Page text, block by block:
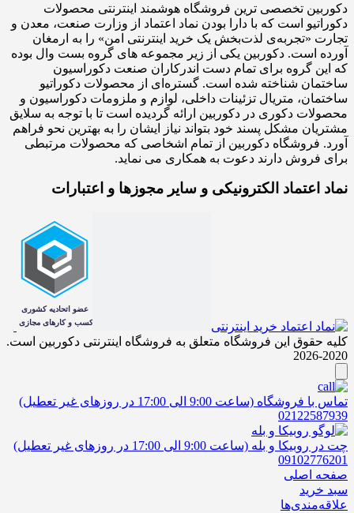
دکوربین تخصصی ترین فروشگاه هوشمند اینترنتی محصولات
دکوراتیو است که با دارا بودن نماد اعتماد از وزارت صنعت، معدن و
تجارت «تجربه‌ی لذت‌بخش یک خرید اینترنتی امن» را به ارمغان
آورده است. دکوربین یکی از زیر مجموعه های گروه بست وال بوده
که این گروه برای تمام دست اندرکاران صنعت دکوراسیون
ساختمان شناخته شده است. گستره‌ای از محصولات دکوراتیو
ساختمان، متریال تزئینات داخلی، لوازم و ملزومات دکوراسیون و
محصولات دکوری در دکوربین ارائه گردیده است تا با توجه به سلایق
مشتریان مشکل پسند خود بتواند نیاز ایشان را به بهترین نحو فراهم
آورد. فروشگاه دکوربین از تمام اشخاصی که محصولات مرتبطی
برای فروش دارند دعوت به همکاری می نماید.
نماد اعتماد الکترونیکی و سایر مجوزها و اعتبارات
کلیه حقوق این فروشگاه متعلق به فروشگاه اینترنتی دکوربین است.
2020-2026
تماس با فروشگاه (ساعت 9:00 الی 17:00 در روزهای غیر تعطیل)
02122587939
چت در روبیکا و بله (ساعت 9:00 الی 17:00 در روزهای غیر تعطیل)
09102776201
صفحه اصلی
سبد خرید
علاقه‌مندی‌ها